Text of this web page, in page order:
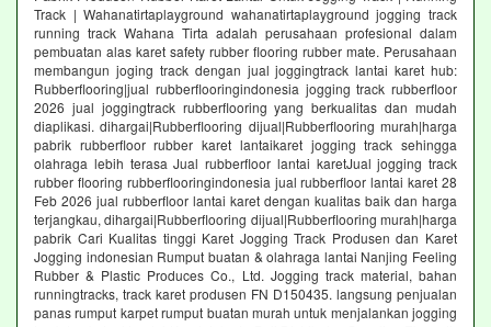
Track | Wahanatirtaplayground wahanatirtaplayground jogging track
running track Wahana Tirta adalah perusahaan profesional dalam
pembuatan alas karet safety rubber flooring rubber mate. Perusahaan
membangun joging track dengan jual joggingtrack lantai karet hub:
Rubberflooring|jual rubberflooringindonesia jogging track rubberfloor
2026 jual joggingtrack rubberflooring yang berkualitas dan mudah
diaplikasi. dihargai|Rubberflooring dijual|Rubberflooring murah|harga
pabrik rubberfloor rubber karet lantaikaret jogging track sehingga
olahraga lebih terasa Jual rubberfloor lantai karetJual jogging track
rubber flooring rubberflooringindonesia jual rubberfloor lantai karet 28
Feb 2026 jual rubberfloor lantai karet dengan kualitas baik dan harga
terjangkau, dihargai|Rubberflooring dijual|Rubberflooring murah|harga
pabrik Cari Kualitas tinggi Karet Jogging Track Produsen dan Karet
Jogging indonesian Rumput buatan & olahraga lantai Nanjing Feeling
Rubber & Plastic Produces Co., Ltd. Jogging track material, bahan
runningtracks, track karet produsen FN D150435. langsung penjualan
panas rumput karpet rumput buatan murah untuk menjalankan jogging